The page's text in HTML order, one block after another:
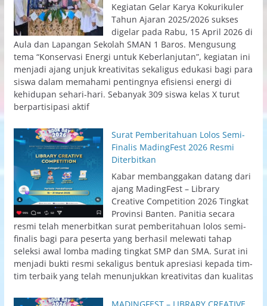
Kegiatan Gelar Karya Kokurikuler
Tahun Ajaran 2025/2026 sukses
digelar pada Rabu, 15 April 2026 di
Aula dan Lapangan Sekolah SMAN 1 Baros. Mengusung
tema “Konservasi Energi untuk Keberlanjutan”, kegiatan ini
menjadi ajang unjuk kreativitas sekaligus edukasi bagi para
siswa dalam memahami pentingnya efisiensi energi di
kehidupan sehari-hari. Sebanyak 309 siswa kelas X turut
berpartisipasi aktif
Surat Pemberitahuan Lolos Semi-
Finalis MadingFest 2026 Resmi
Diterbitkan
Kabar membanggakan datang dari
ajang MadingFest – Library
Creative Competition 2026 Tingkat
Provinsi Banten. Panitia secara
resmi telah menerbitkan surat pemberitahuan lolos semi-
finalis bagi para peserta yang berhasil melewati tahap
seleksi awal lomba mading tingkat SMP dan SMA. Surat ini
menjadi bukti resmi sekaligus bentuk apresiasi kepada tim-
tim terbaik yang telah menunjukkan kreativitas dan kualitas